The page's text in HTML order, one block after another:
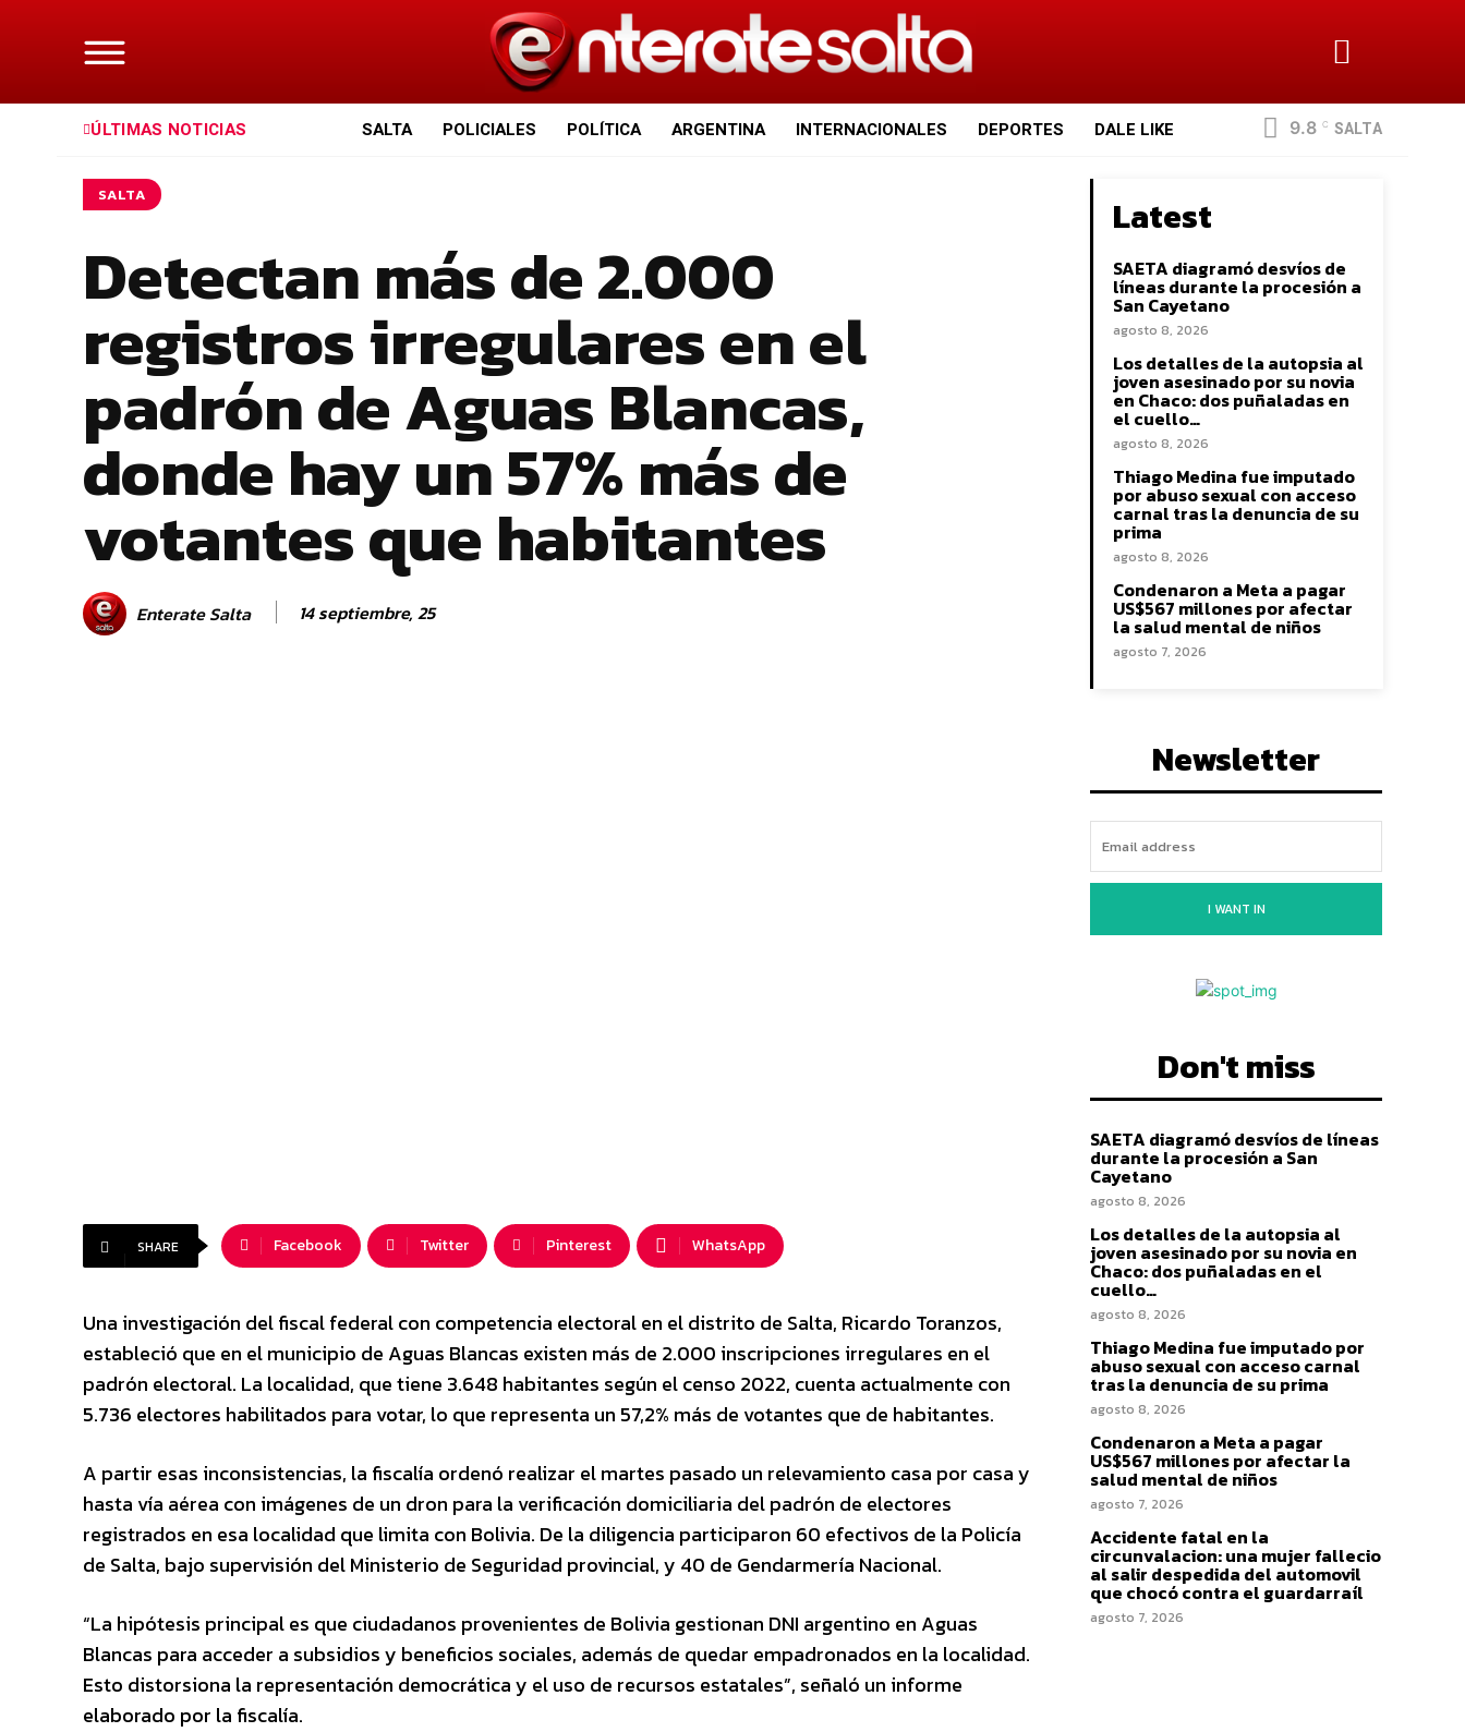
ÚLTIMAS NOTICIAS SALTA POLICIALES POLÍTICA ARGENTINA INTERNACIONALES DEPORTES DALE LIKE 9.8 C SALTA
SALTA
Detectan más de 2.000
registros irregulares en el
padrón de Aguas Blancas,
donde hay un 57% más de
votantes que habitantes
Enterate Salta 14 septiembre, 25
SHARE Facebook Twitter Pinterest WhatsApp
Una investigación del fiscal federal con competencia electoral en el distrito de Salta, Ricardo Toranzos,
estableció que en el municipio de Aguas Blancas existen más de 2.000 inscripciones irregulares en el
padrón electoral. La localidad, que tiene 3.648 habitantes según el censo 2022, cuenta actualmente con
5.736 electores habilitados para votar, lo que representa un 57,2% más de votantes que de habitantes.
A partir esas inconsistencias, la fiscalía ordenó realizar el martes pasado un relevamiento casa por casa y
hasta vía aérea con imágenes de un dron para la verificación domiciliaria del padrón de electores
registrados en esa localidad que limita con Bolivia. De la diligencia participaron 60 efectivos de la Policía
de Salta, bajo supervisión del Ministerio de Seguridad provincial, y 40 de Gendarmería Nacional.
“La hipótesis principal es que ciudadanos provenientes de Bolivia gestionan DNI argentino en Aguas
Blancas para acceder a subsidios y beneficios sociales, además de quedar empadronados en la localidad.
Esto distorsiona la representación democrática y el uso de recursos estatales”, señaló un informe
elaborado por la fiscalía.
Latest
SAETA diagramó desvíos de
líneas durante la procesión a
San Cayetano
agosto 8, 2026
Los detalles de la autopsia al
joven asesinado por su novia
en Chaco: dos puñaladas en
el cuello…
agosto 8, 2026
Thiago Medina fue imputado
por abuso sexual con acceso
carnal tras la denuncia de su
prima
agosto 8, 2026
Condenaron a Meta a pagar
US$567 millones por afectar
la salud mental de niños
agosto 7, 2026
Newsletter
I WANT IN
Don't miss
SAETA diagramó desvíos de líneas
durante la procesión a San
Cayetano
agosto 8, 2026
Los detalles de la autopsia al
joven asesinado por su novia en
Chaco: dos puñaladas en el
cuello…
agosto 8, 2026
Thiago Medina fue imputado por
abuso sexual con acceso carnal
tras la denuncia de su prima
agosto 8, 2026
Condenaron a Meta a pagar
US$567 millones por afectar la
salud mental de niños
agosto 7, 2026
Accidente fatal en la
circunvalacion: una mujer fallecio
al salir despedida del automovil
que chocó contra el guardarraíl
agosto 7, 2026